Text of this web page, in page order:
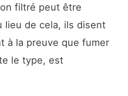
filtré peut être
lieu de cela, ils disent
à la preuve que fumer
le type, est